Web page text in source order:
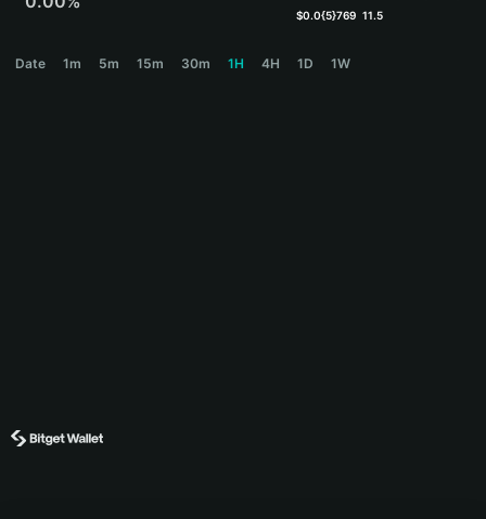
$0.0{5}769 11.5
Date 1m 5m 15m 30m 1H 4H 1D 1W